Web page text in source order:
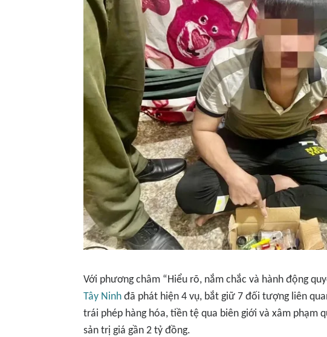
Với phương châm “Hiểu rõ, nắm chắc và hành động
Tây Ninh đã phát hiện 4 vụ, bắt giữ 7 đối tượng liên
trái phép hàng hóa, tiền tệ qua biên giới và xâm phạm
sản trị giá gần 2 tỷ đồng.